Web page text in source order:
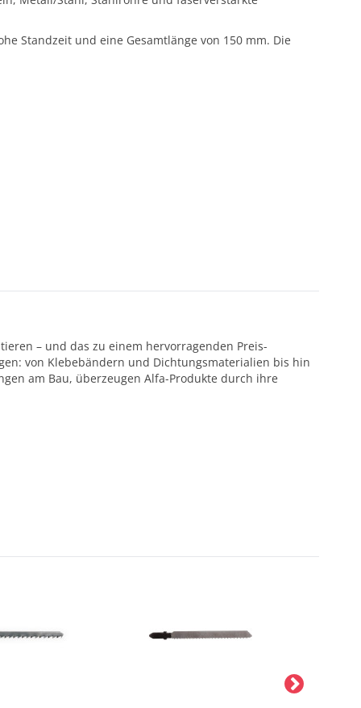
Standzeit und eine Gesamtlänge von 150 mm. Die
– und das zu einem hervorragenden Preis-
von Klebebändern und Dichtungsmaterialien bis hin
am Bau, überzeugen Alfa-Produkte durch ihre